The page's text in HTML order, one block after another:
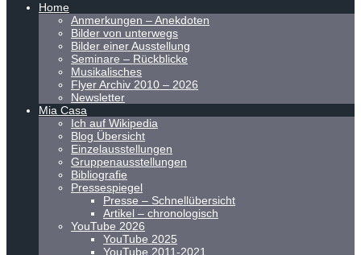
Home
Anmerkungen – Anekdoten
Bilder von unterwegs
Bilder einer Ausstellung
Seminare – Rückblicke
Musikalisches
Flyer Archiv 2010 – 2026
Newsletter
Mia Casa
Ich auf Wikipedia
Blog Übersicht
Einzelausstellungen
Gruppenausstellungen
Bibliografie
Pressespiegel
Presse – Schnellübersicht
Artikel – chronologisch
YouTube 2026
YouTube 2025
YouTube 2011-2021